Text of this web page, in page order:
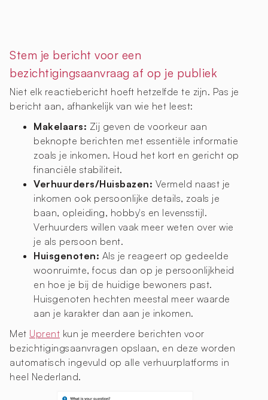
Stem je bericht voor een
bezichtigingsaanvraag af op je publiek
Niet elk reactiebericht hoeft hetzelfde te zijn. Pas je
bericht aan, afhankelijk van wie het leest:
Makelaars: Zij geven de voorkeur aan
beknopte berichten met essentiële informatie
zoals je inkomen. Houd het kort en gericht op
financiële stabiliteit.
Verhuurders/Huisbazen: Vermeld naast je
inkomen ook persoonlijke details, zoals je
baan, opleiding, hobby's en levensstijl.
Verhuurders willen vaak meer weten over wie
je als persoon bent.
Huisgenoten: Als je reageert op gedeelde
woonruimte, focus dan op je persoonlijkheid
en hoe je bij de huidige bewoners past.
Huisgenoten hechten meestal meer waarde
aan je karakter dan aan je inkomen.
Met Uprent kun je meerdere berichten voor
bezichtigingsaanvragen opslaan, en deze worden
automatisch ingevuld op alle verhuurplatforms in
heel Nederland.